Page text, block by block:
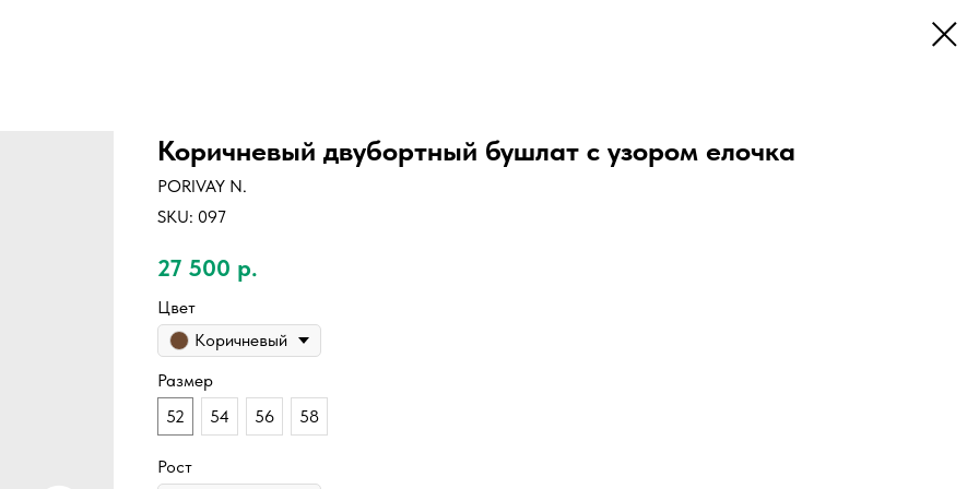
Коричневый двубортный бушлат с узором елочка
PORIVAY N.
SKU: 097
27 500 р.
Цвет
Коричневый
Размер
52
54 56 58
Рост